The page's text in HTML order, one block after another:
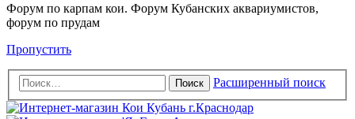
Форум по карпам кои. Форум Кубанских аквариумистов,
форум по прудам
Пропустить
Поиск Расширенный поиск